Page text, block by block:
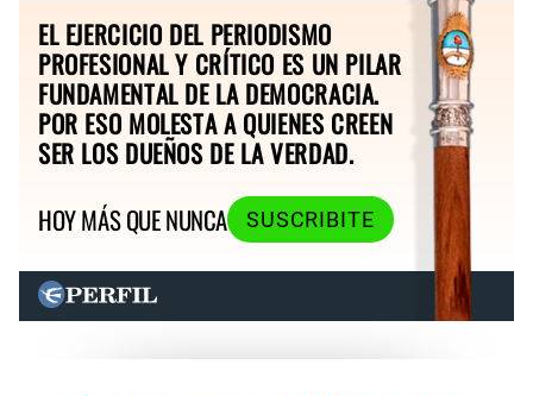
EL EJERCICIO DEL PERIODISMO
PROFESIONAL Y CRÍTICO ES UN PILAR
FUNDAMENTAL DE LA DEMOCRACIA.
POR ESO MOLESTA A QUIENES CREEN
SER LOS DUEÑOS DE LA VERDAD.
HOY MÁS QUE NUNCA
SUSCRIBITE